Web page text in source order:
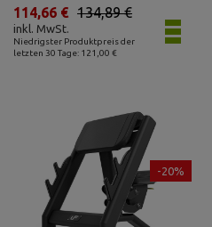
Niedrigster Produktpreis der
letzten 30 Tage: 121,00 €
134,89 €
114,66 €
inkl. MwSt.
-20%